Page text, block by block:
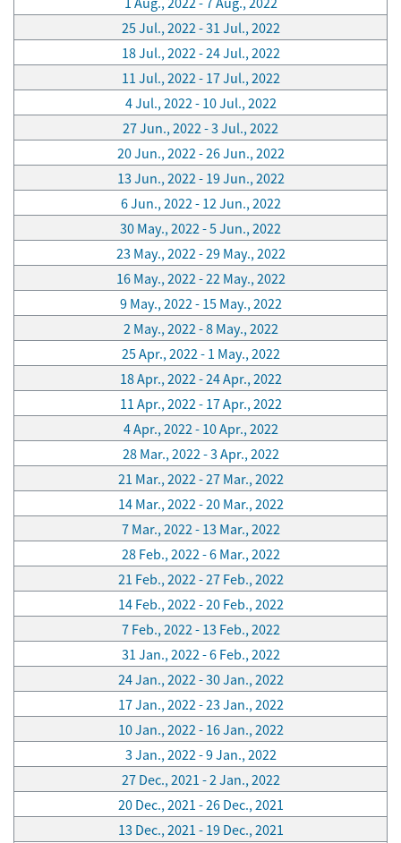
25 Jul., 2022 - 31 Jul., 2022
18 Jul., 2022 - 24 Jul., 2022
11 Jul., 2022 - 17 Jul., 2022
4 Jul., 2022 - 10 Jul., 2022
27 Jun., 2022 - 3 Jul., 2022
20 Jun., 2022 - 26 Jun., 2022
13 Jun., 2022 - 19 Jun., 2022
6 Jun., 2022 - 12 Jun., 2022
30 May., 2022 - 5 Jun., 2022
23 May., 2022 - 29 May., 2022
16 May., 2022 - 22 May., 2022
9 May., 2022 - 15 May., 2022
2 May., 2022 - 8 May., 2022
25 Apr., 2022 - 1 May., 2022
18 Apr., 2022 - 24 Apr., 2022
11 Apr., 2022 - 17 Apr., 2022
4 Apr., 2022 - 10 Apr., 2022
28 Mar., 2022 - 3 Apr., 2022
21 Mar., 2022 - 27 Mar., 2022
14 Mar., 2022 - 20 Mar., 2022
7 Mar., 2022 - 13 Mar., 2022
28 Feb., 2022 - 6 Mar., 2022
21 Feb., 2022 - 27 Feb., 2022
14 Feb., 2022 - 20 Feb., 2022
7 Feb., 2022 - 13 Feb., 2022
31 Jan., 2022 - 6 Feb., 2022
24 Jan., 2022 - 30 Jan., 2022
17 Jan., 2022 - 23 Jan., 2022
10 Jan., 2022 - 16 Jan., 2022
3 Jan., 2022 - 9 Jan., 2022
27 Dec., 2021 - 2 Jan., 2022
20 Dec., 2021 - 26 Dec., 2021
13 Dec., 2021 - 19 Dec., 2021